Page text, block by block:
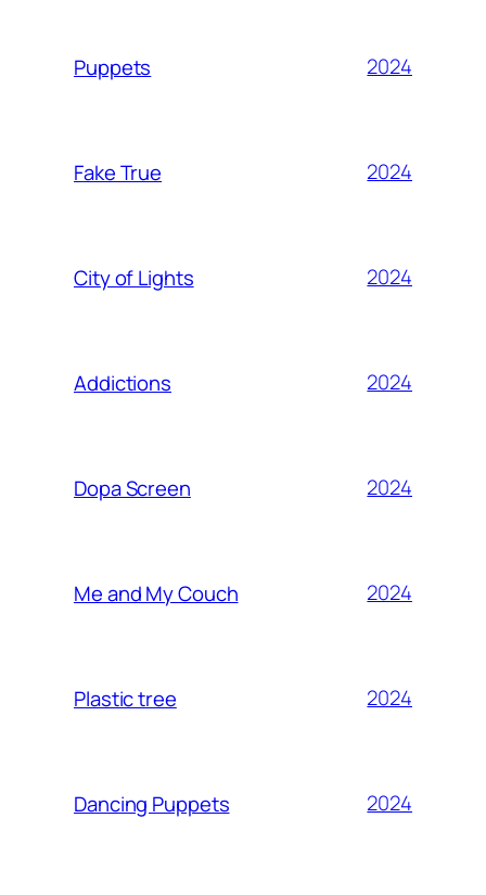
Puppets 2024
Fake True 2024
City of Lights 2024
Addictions 2024
Dopa Screen 2024
Me and My Couch 2024
Plastic tree 2024
Dancing Puppets 2024